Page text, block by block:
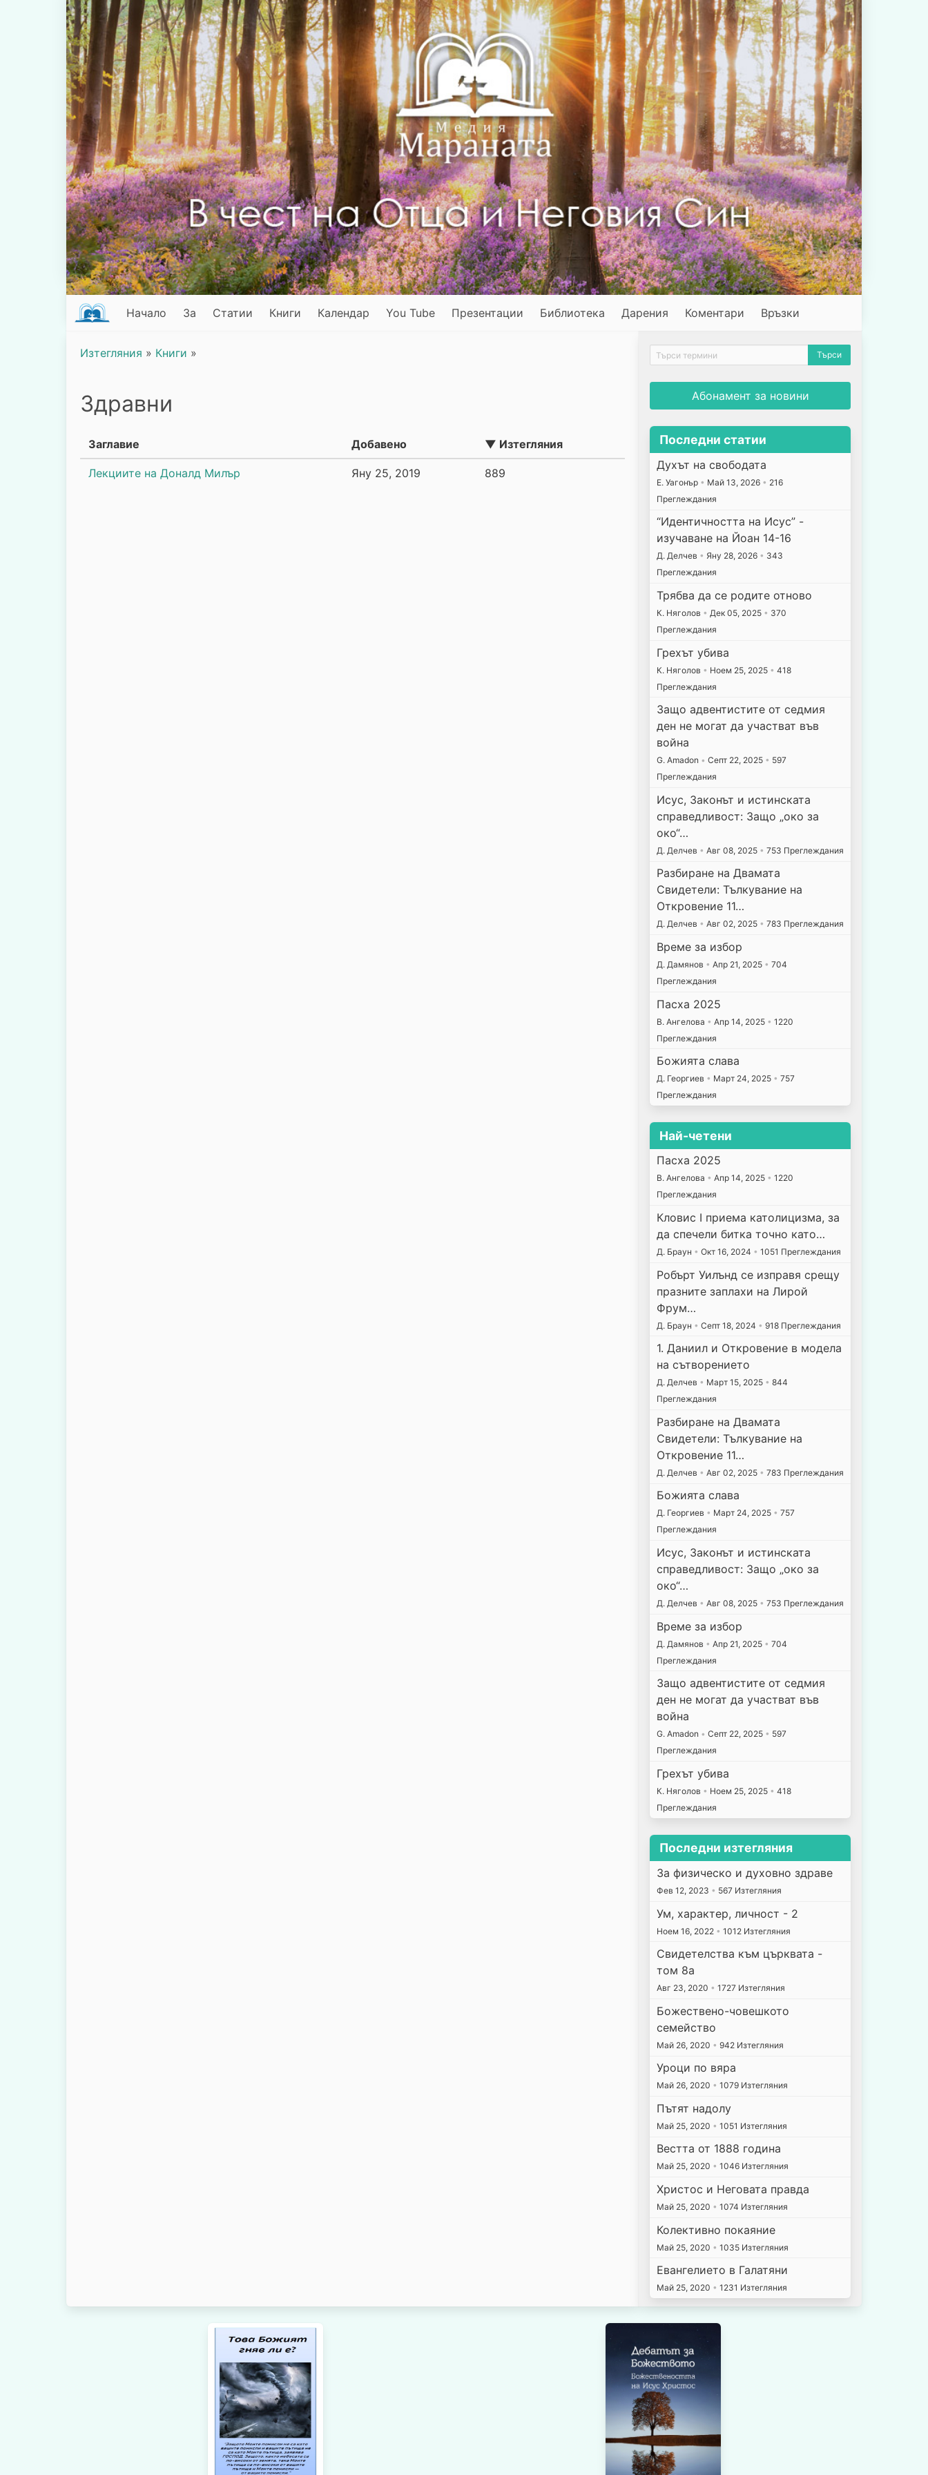
Начало За Статии Книги Календар You Tube Презентации Библиотека Дарения Коментари Връзки
Изтегляния » Книги »
Здравни
Заглавие Добавено ▼ Изтегляния
Лекциите на Доналд Милър Яну 25, 2019 889
Абонамент за новини
Последни статии
Духът на свободата
E. Уагонър • Май 13, 2026 • 216
Преглеждания
“Идентичността на Исус” -
изучаване на Йоан 14-16
Д. Делчев • Яну 28, 2026 • 343
Преглеждания
Трябва да се родите отново
К. Няголов • Дек 05, 2025 • 370
Преглеждания
Грехът убива
К. Няголов • Ноем 25, 2025 • 418
Преглеждания
Защо адвентистите от седмия
ден не могат да участват във
война
G. Amadon • Септ 22, 2025 • 597
Преглеждания
Исус, Законът и истинската
справедливост: Защо „око за
око“…
Д. Делчев • Авг 08, 2025 • 753 Преглеждания
Разбиране на Двамата
Свидетели: Тълкувание на
Откровение 11…
Д. Делчев • Авг 02, 2025 • 783 Преглеждания
Време за избор
Д. Дамянов • Апр 21, 2025 • 704
Преглеждания
Пасха 2025
В. Ангелова • Апр 14, 2025 • 1220
Преглеждания
Божията слава
Д. Георгиев • Март 24, 2025 • 757
Преглеждания
Най-четени
Пасха 2025
В. Ангелова • Апр 14, 2025 • 1220
Преглеждания
Кловис I приема католицизма, за
да спечели битка точно като…
Д. Браун • Окт 16, 2024 • 1051 Преглеждания
Робърт Уилънд се изправя срещу
празните заплахи на Лирой
Фрум…
Д. Браун • Септ 18, 2024 • 918 Преглеждания
1. Даниил и Откровение в модела
на сътворението
Д. Делчев • Март 15, 2025 • 844
Преглеждания
Разбиране на Двамата
Свидетели: Тълкувание на
Откровение 11…
Д. Делчев • Авг 02, 2025 • 783 Преглеждания
Божията слава
Д. Георгиев • Март 24, 2025 • 757
Преглеждания
Исус, Законът и истинската
справедливост: Защо „око за
око“…
Д. Делчев • Авг 08, 2025 • 753 Преглеждания
Време за избор
Д. Дамянов • Апр 21, 2025 • 704
Преглеждания
Защо адвентистите от седмия
ден не могат да участват във
война
G. Amadon • Септ 22, 2025 • 597
Преглеждания
Грехът убива
К. Няголов • Ноем 25, 2025 • 418
Преглеждания
Последни изтегляния
За физическо и духовно здраве
Фев 12, 2023 • 567 Изтегляния
Ум, характер, личност - 2
Ноем 16, 2022 • 1012 Изтегляния
Свидетелства към църквата -
том 8а
Авг 23, 2020 • 1727 Изтегляния
Божествено-човешкото
семейство
Май 26, 2020 • 942 Изтегляния
Уроци по вяра
Май 26, 2020 • 1079 Изтегляния
Пътят надолу
Май 25, 2020 • 1051 Изтегляния
Вестта от 1888 година
Май 25, 2020 • 1046 Изтегляния
Христос и Неговата правда
Май 25, 2020 • 1074 Изтегляния
Колективно покаяние
Май 25, 2020 • 1035 Изтегляния
Евангелието в Галатяни
Май 25, 2020 • 1231 Изтегляния